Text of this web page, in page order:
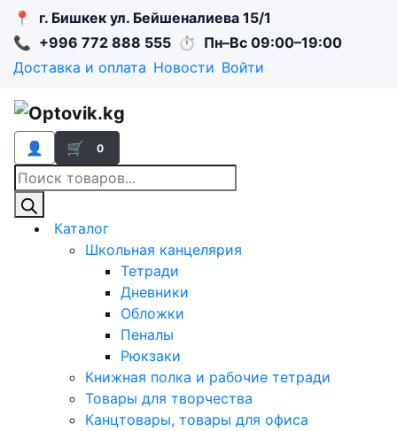
📍
г. Бишкек ул. Бейшеналиева 15/1
📞 +996 772 888 555 ⏱ Пн–Вс 09:00–19:00
Доставка и оплата Новости Войти
👤 🛒 0
Поиск
товаров
Каталог
Школьная канцелярия
Тетради
Дневники
Обложки
Пеналы
Рюкзаки
Книжная полка и рабочие тетради
Товары для творчества
Канцтовары, товары для офиса